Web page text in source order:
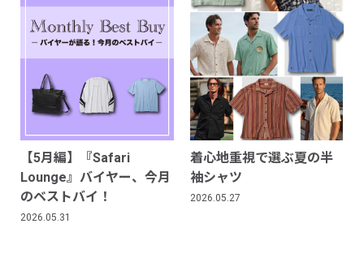
【5月編】『Safari
Lounge』バイヤー、今月
のベストバイ！
2026.05.31
着心地重視で選ぶ夏の半
袖シャツ
2026.05.27